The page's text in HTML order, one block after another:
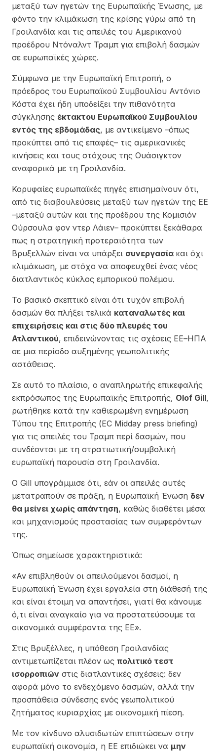
μεταξύ των ηγετών της Ευρωπαϊκής Ένωσης, με
φόντο την κλιμάκωση της κρίσης γύρω από τη
Γροιλανδία και τις απειλές του Αμερικανού
προέδρου Ντόναλντ Τραμπ για επιβολή δασμών
σε ευρωπαϊκές χώρες.
Σύμφωνα με την Ευρωπαϊκή Επιτροπή, ο
πρόεδρος του Ευρωπαϊκού Συμβουλίου Αντόνιο
Κόστα έχει ήδη υποδείξει την πιθανότητα
σύγκλησης έκτακτου Ευρωπαϊκού Συμβουλίου
εντός της εβδομάδας, με αντικείμενο –όπως
προκύπτει από τις επαφές– τις αμερικανικές
κινήσεις και τους στόχους της Ουάσιγκτον
αναφορικά με τη Γροιλανδία.
Κορυφαίες ευρωπαϊκές πηγές επισημαίνουν ότι,
από τις διαβουλεύσεις μεταξύ των ηγετών της ΕΕ
–μεταξύ αυτών και της προέδρου της Κομισιόν
Ούρσουλα φον ντερ Λάιεν– προκύπτει ξεκάθαρα
πως η στρατηγική προτεραιότητα των
Βρυξελλών είναι να υπάρξει συνεργασία και όχι
κλιμάκωση, με στόχο να αποφευχθεί ένας νέος
διατλαντικός κύκλος εμπορικού πολέμου.
Το βασικό σκεπτικό είναι ότι τυχόν επιβολή
δασμών θα πλήξει τελικά καταναλωτές και
επιχειρήσεις και στις δύο πλευρές του
Ατλαντικού, επιδεινώνοντας τις σχέσεις ΕΕ–ΗΠΑ
σε μια περίοδο αυξημένης γεωπολιτικής
αστάθειας.
Σε αυτό το πλαίσιο, ο αναπληρωτής επικεφαλής
εκπρόσωπος της Ευρωπαϊκής Επιτροπής, Olof Gill,
ρωτήθηκε κατά την καθιερωμένη ενημέρωση
Τύπου της Επιτροπής (EC Midday press briefing)
για τις απειλές του Τραμπ περί δασμών, που
συνδέονται με τη στρατιωτική/συμβολική
ευρωπαϊκή παρουσία στη Γροιλανδία.
Ο Gill υπογράμμισε ότι, εάν οι απειλές αυτές
μετατραπούν σε πράξη, η Ευρωπαϊκή Ένωση δεν
θα μείνει χωρίς απάντηση, καθώς διαθέτει μέσα
και μηχανισμούς προστασίας των συμφερόντων
της.
Όπως σημείωσε χαρακτηριστικά:
«Αν επιβληθούν οι απειλούμενοι δασμοί, η
Ευρωπαϊκή Ένωση έχει εργαλεία στη διάθεσή της
και είναι έτοιμη να απαντήσει, γιατί θα κάνουμε
ό,τι είναι αναγκαίο για να προστατεύσουμε τα
οικονομικά συμφέροντα της ΕΕ».
Στις Βρυξέλλες, η υπόθεση Γροιλανδίας
αντιμετωπίζεται πλέον ως πολιτικό τεστ
ισορροπιών στις διατλαντικές σχέσεις: δεν
αφορά μόνο το ενδεχόμενο δασμών, αλλά την
προσπάθεια σύνδεσης ενός γεωπολιτικού
ζητήματος κυριαρχίας με οικονομική πίεση.
Με τον κίνδυνο αλυσιδωτών επιπτώσεων στην
ευρωπαϊκή οικονομία, η ΕΕ επιδιώκει να μην